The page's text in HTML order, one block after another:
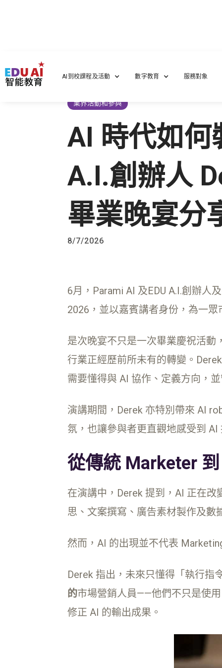
AI到校課程及活動 數字教育 服務對象
業界活動和參與
AI 時代如何
A.I.創辦人
畢業晚宴分
8/7/2026
6月，Parami AI 及EDU A.I.創辦人
2026，並以嘉賓講者身份，為一
是次晚宴不只是一次畢業慶祝活
行業正經歷前所未有的轉變。
需要懂得與 AI 協作、定義方向，
演講期間，Derek 亦特別帶來 AI
氛，也讓參與者更直觀地感受到
從傳統 Marketer
在演講中，Derek 提到，AI 正在
思、文案撰寫、廣告素材製作及數
然而，AI 的出現並不代表
Derek 指出，未來只懂得「執行
的市場營銷人員——他們不只是使
修正 AI 的輸出成果。